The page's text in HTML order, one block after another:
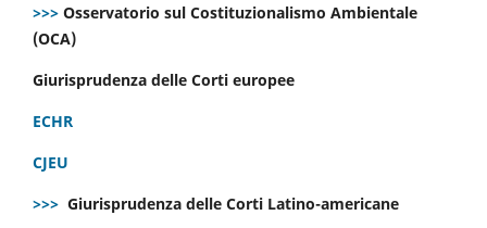
>>> Osservatorio sul Costituzionalismo Ambientale
(OCA)
Giurisprudenza delle Corti europee
ECHR
CJEU
>>> Giurisprudenza delle Corti Latino-americane